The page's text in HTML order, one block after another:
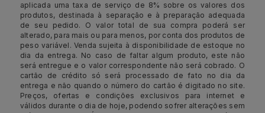
aplicada uma taxa de serviço de 8% sobre os valores dos
produtos, destinada à separação e à preparação adequada
de seu pedido. O valor total de sua compra poderá ser
alterado, para mais ou para menos, por conta dos produtos de
peso variável. Venda sujeita à disponibilidade de estoque no
dia da entrega. No caso de faltar algum produto, este não
será entregue e o valor correspondente não será cobrado. O
cartão de crédito só será processado de fato no dia da
entrega e não quando o número do cartão é digitado no site.
Preços, ofertas e condições exclusivos para internet e
válidos durante o dia de hoje, podendo sofrer alterações sem